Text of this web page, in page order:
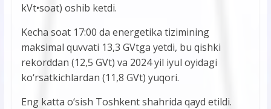
kVt•soat) oshib ketdi.
Kecha soat 17:00 da energetika tizimining
maksimal quvvati 13,3 GVtga yetdi, bu qishki
rekorddan (12,5 GVt) va 2024 yil iyul oyidagi
ko‘rsatkichlardan (11,8 GVt) yuqori.
Eng katta o‘sish Toshkent shahrida qayd etildi.